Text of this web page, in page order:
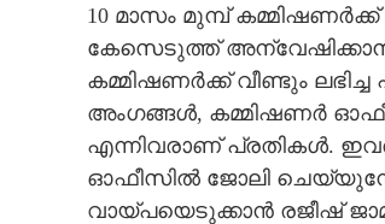
10 മാസം മുമ്പ്
കേസെടുത്ത് അന്വേഷിക്കാൻ
കമ്മിഷണർക്ക് വീണ്ടും
അംഗങ്ങൾ, കമ്മിഷണർ
എന്നിവരാണ് പ്രതികൾ.
ഓഫീസിൽ ജോലി
വായ്പയെടുക്കാൻ രജീഷ്